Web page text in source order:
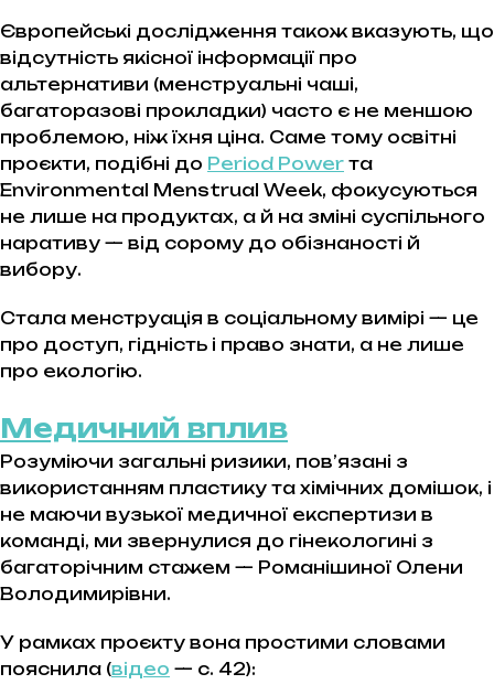
Європейські дослідження також вказують, що
відсутність якісної інформації про
альтернативи (менструальні чаші,
багаторазові прокладки) часто є не меншою
проблемою, ніж їхня ціна. Саме тому освітні
проєкти, подібні до Period Power та
Environmental Menstrual Week, фокусуються
не лише на продуктах, а й на зміні суспільного
наративу — від сорому до обізнаності й
вибору.
Стала менструація в соціальному вимірі — це
про доступ, гідність і право знати, а не лише
про екологію.
Медичний вплив
Розуміючи загальні ризики, пов’язані з
використанням пластику та хімічних домішок, і
не маючи вузької медичної експертизи в
команді, ми звернулися до гінекологині з
багаторічним стажем — Романішиної Олени
Володимирівни.
У рамках проєкту вона простими словами
пояснила (відео — с. 42):